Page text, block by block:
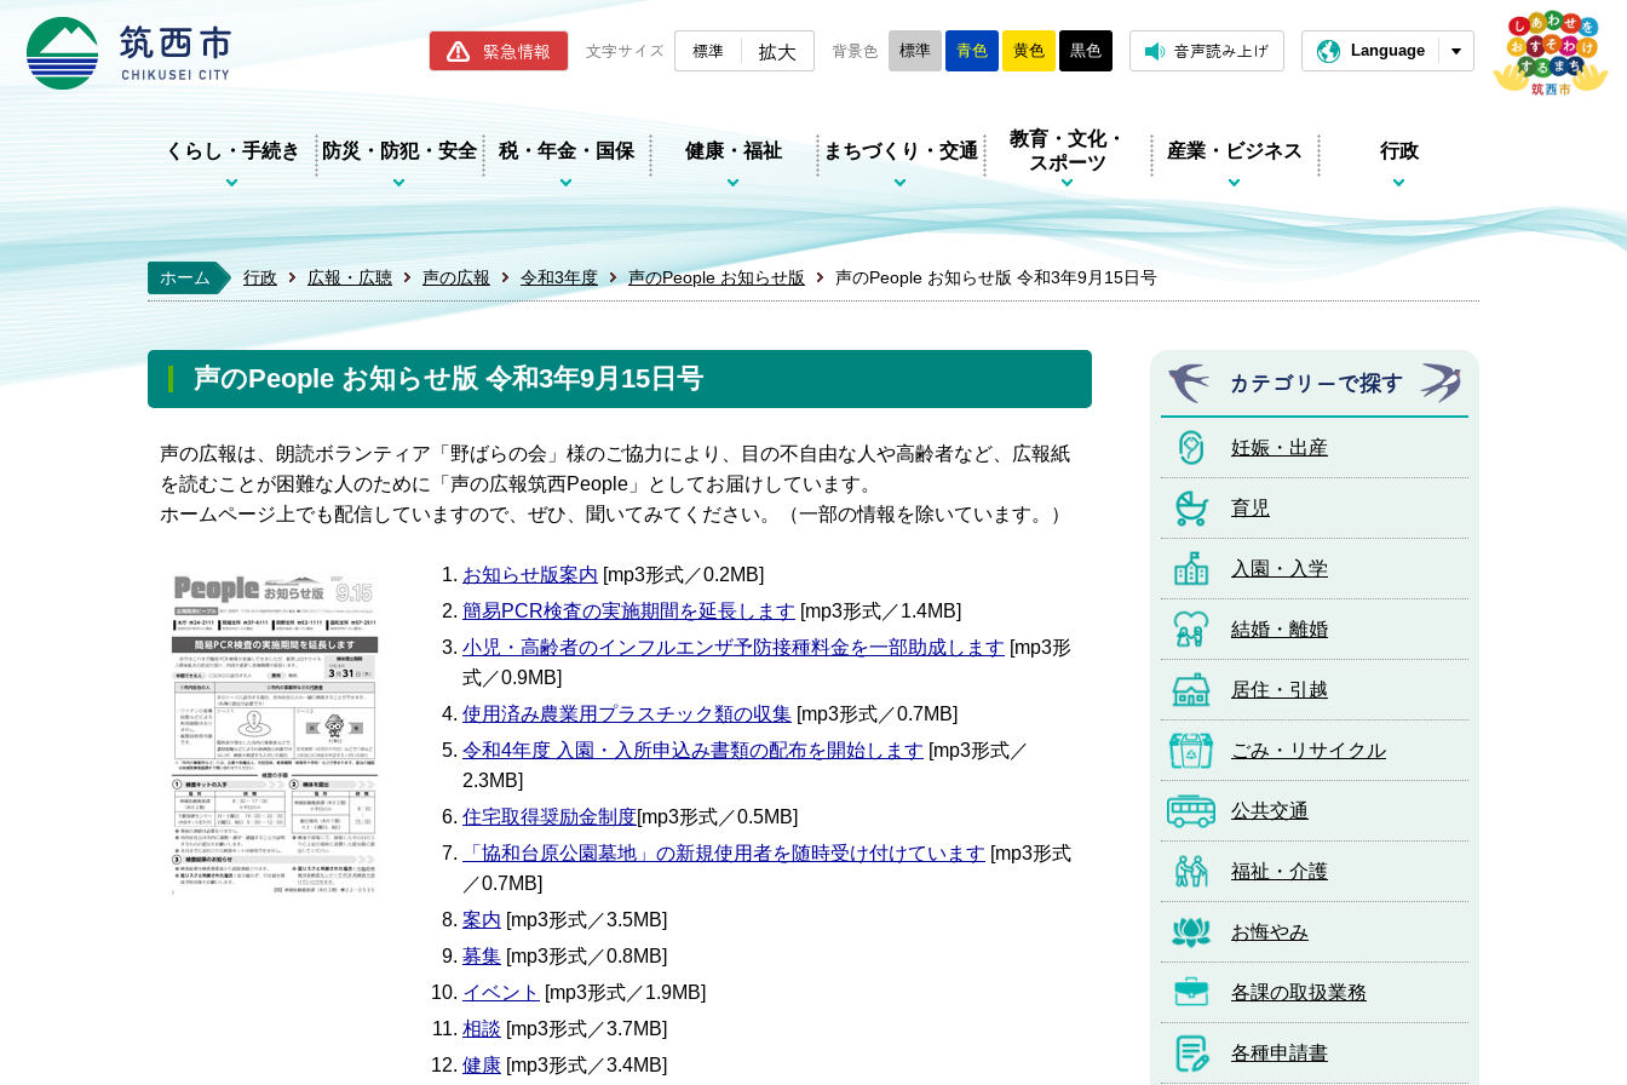
筑西市ホームページ
緊急情報 文字サイズ 標準 拡大 背景色 標準 青色 黄色 黒色 音声読み上げ Language
くらし・手続き 防災・防犯・安全 税・年金・国保 健康・福祉 まちづくり・交通
教育・文化・
スポーツ
産業・ビジネス 行政
ホーム 行政 広報・広聴 声の広報 令和3年度 声のPeople お知らせ版 声のPeople お知らせ版 令和3年9月15日号
声のPeople お知らせ版 令和3年9月15日号
声の広報は、朗読ボランティア「野ばらの会」様のご協力により、目の不自由な人や高齢者など、広報紙
を読むことが困難な人のために「声の広報筑西People」としてお届けしています。
ホームページ上でも配信していますので、ぜひ、聞いてみてください。（一部の情報を除いています。）
お知らせ版案内 [mp3形式／0.2MB]
簡易PCR検査の実施期間を延長します [mp3形式／1.4MB]
小児・高齢者のインフルエンザ予防接種料金を一部助成します [mp3形
式／0.9MB]
使用済み農業用プラスチック類の収集 [mp3形式／0.7MB]
令和4年度 入園・入所申込み書類の配布を開始します [mp3形式／
2.3MB]
住宅取得奨励金制度[mp3形式／0.5MB]
「協和台原公園墓地」の新規使用者を随時受け付けています [mp3形式
／0.7MB]
案内 [mp3形式／3.5MB]
募集 [mp3形式／0.8MB]
イベント [mp3形式／1.9MB]
相談 [mp3形式／3.7MB]
健康 [mp3形式／3.4MB]
カテゴリーで探す
妊娠・出産
育児
入園・入学
結婚・離婚
居住・引越
ごみ・リサイクル
公共交通
福祉・介護
お悔やみ
各課の取扱業務
各種申請書